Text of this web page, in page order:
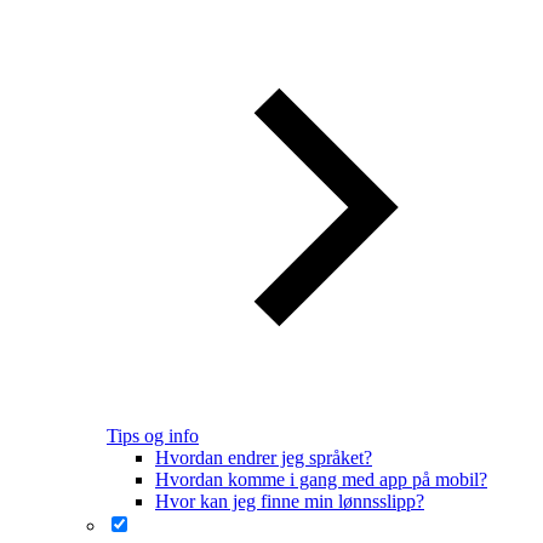
Tips og info
Hvordan endrer jeg språket?
Hvordan komme i gang med app på mobil?
Hvor kan jeg finne min lønnsslipp?